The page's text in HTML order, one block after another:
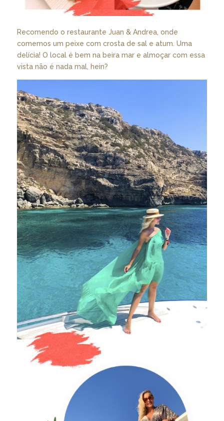
Recomendo o restaurante Juan & Andrea, onde
comemos um peixe com crosta de sal e atum. Uma
delícia! O local é bem na beira mar e almoçar com essa
vista não é nada mal, hein?